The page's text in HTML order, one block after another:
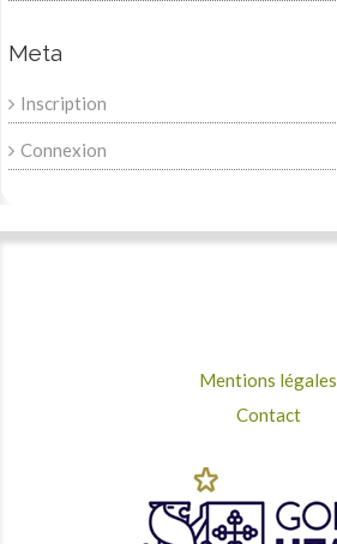
Meta
Inscription
Connexion
Mentions légales
Contact